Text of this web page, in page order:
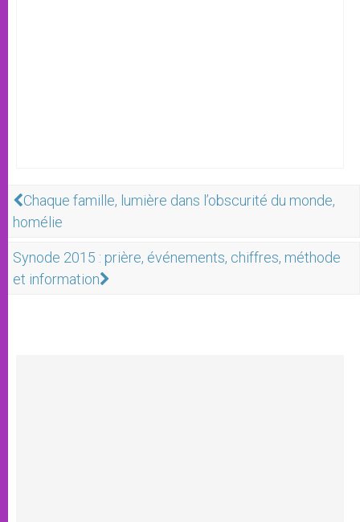
Chaque famille, lumière dans l’obscurité du monde,
homélie
Synode 2015 : prière, événements, chiffres, méthode
et information